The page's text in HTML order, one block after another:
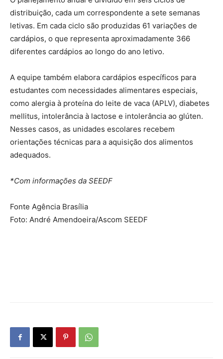
distribuição, cada um correspondente a sete semanas
letivas. Em cada ciclo são produzidas 61 variações de
cardápios, o que representa aproximadamente 366
diferentes cardápios ao longo do ano letivo.
A equipe também elabora cardápios específicos para
estudantes com necessidades alimentares especiais,
como alergia à proteína do leite de vaca (APLV), diabetes
mellitus, intolerância à lactose e intolerância ao glúten.
Nesses casos, as unidades escolares recebem
orientações técnicas para a aquisição dos alimentos
adequados.
*Com informações da SEEDF
Fonte Agência Brasília
Foto: André Amendoeira/Ascom SEEDF